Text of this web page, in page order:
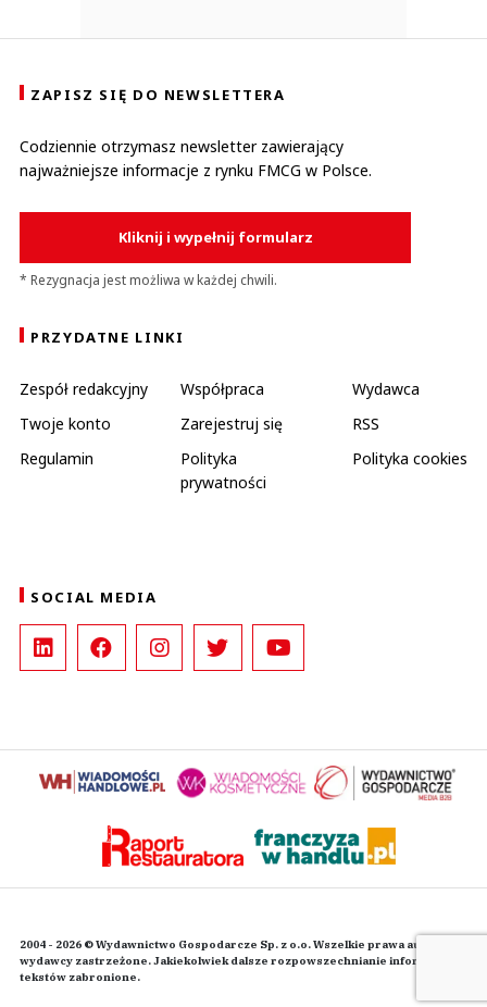
ZAPISZ SIĘ DO NEWSLETTERA
Codziennie otrzymasz newsletter zawierający
najważniejsze informacje z rynku FMCG w Polsce.
Kliknij i wypełnij formularz
* Rezygnacja jest możliwa w każdej chwili.
PRZYDATNE LINKI
Zespół redakcyjny Współpraca
Wydawca
Twoje konto
Zarejestruj się
RSS
Regulamin
Polityka
prywatności
Polityka cookies
SOCIAL MEDIA
2004 - 2026 © Wydawnictwo Gospodarcze Sp. z o.o. Wszelkie prawa autorskie
wydawcy zastrzeżone. Jakiekolwiek dalsze rozpowszechnianie informacji i
tekstów zabronione.